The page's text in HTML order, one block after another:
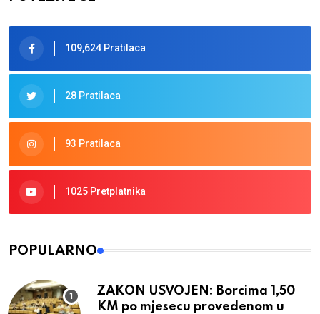
109,624 Pratilaca
28 Pratilaca
93 Pratilaca
1025 Pretplatnika
POPULARNO
ZAKON USVOJEN: Borcima 1,50
KM po mjesecu provedenom u